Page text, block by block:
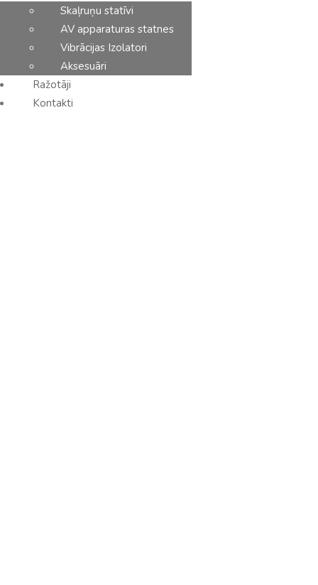
Skaļruņu statīvi
AV apparaturas statnes
Vibrācijas Izolatori
Aksesuāri
Ražotāji
Kontakti